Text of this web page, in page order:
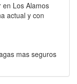
en Los Alamos
actual y con
mas seguros